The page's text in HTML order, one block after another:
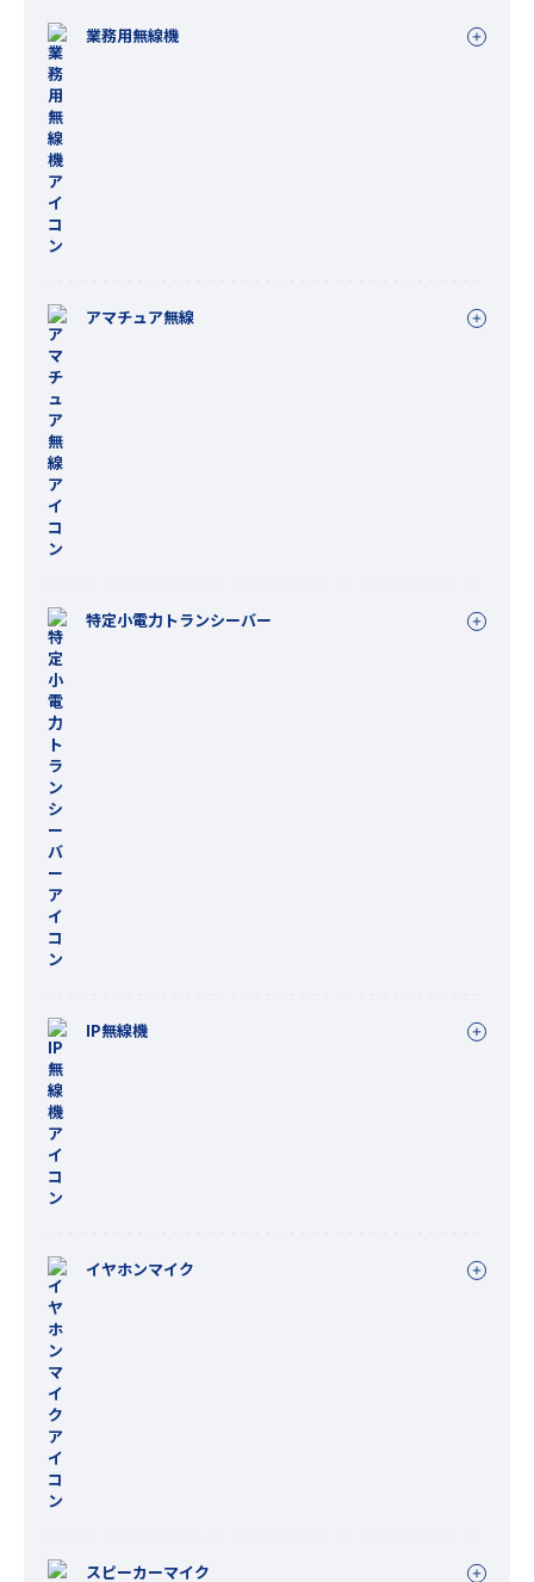
業務用無線機
アマチュア無線
特定小電力トランシーバー
IP無線機
イヤホンマイク
スピーカーマイク